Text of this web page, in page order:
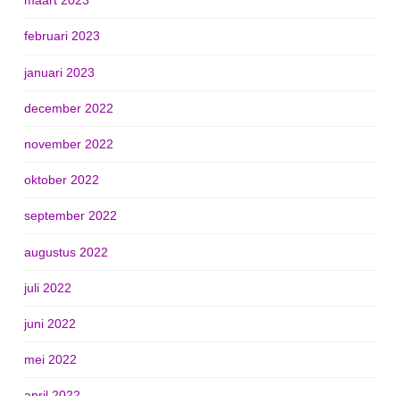
februari 2023
januari 2023
december 2022
november 2022
oktober 2022
september 2022
augustus 2022
juli 2022
juni 2022
mei 2022